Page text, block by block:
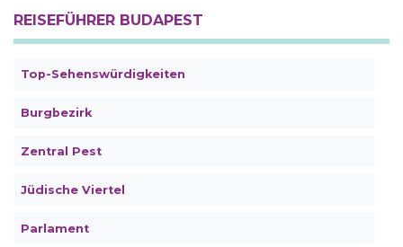
REISEFÜHRER BUDAPEST
Top-Sehenswürdigkeiten
Burgbezirk
Zentral Pest
Jüdische Viertel
Parlament